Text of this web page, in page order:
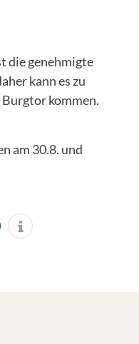
die genehmigte
kann es zu
kommen.
am 30.8. und